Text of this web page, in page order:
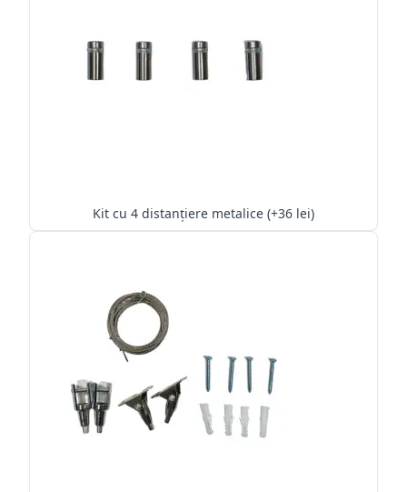
Kit cu 4 distanțiere metalice (+36 lei)